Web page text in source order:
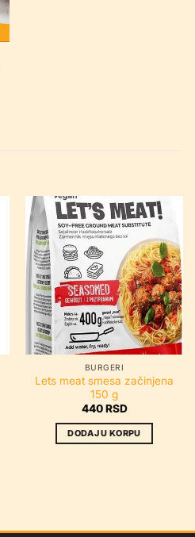
BURGERI
Lets meat smesa začinjena
150 g
440RSD
DODAJ U KORPU